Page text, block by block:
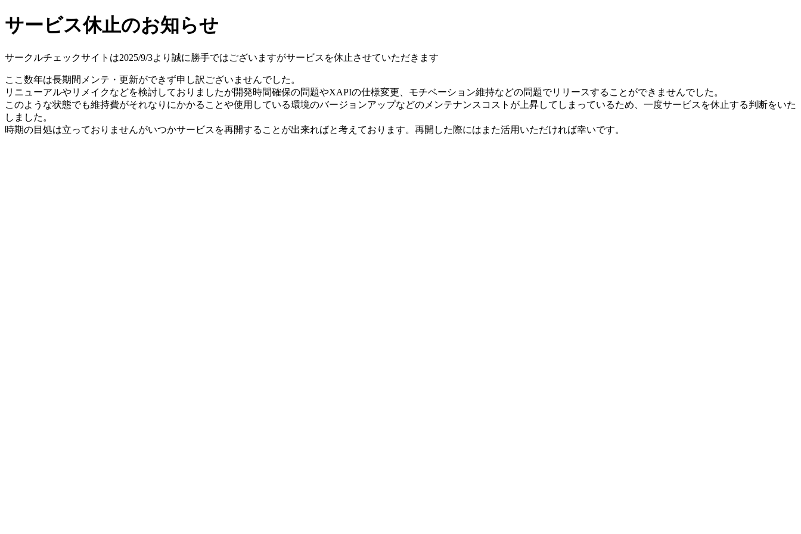
サービス休止のお知らせ
サークルチェックサイトは2025/9/3より誠に勝手ではございますがサービスを休止させていただきます
ここ数年は長期間メンテ・更新ができず申し訳ございませんでした。
リニューアルやリメイクなどを検討しておりましたが開発時間確保の問題やXAPIの仕様変更、モチベーション維持などの問題でリリースすることができませんでした。
このような状態でも維持費がそれなりにかかることや使用している環境のバージョンアップなどのメンテナンスコストが上昇してしまっているため、一度サービスを休止する判断をいた
しました。
時期の目処は立っておりませんがいつかサービスを再開することが出来ればと考えております。再開した際にはまた活用いただければ幸いです。